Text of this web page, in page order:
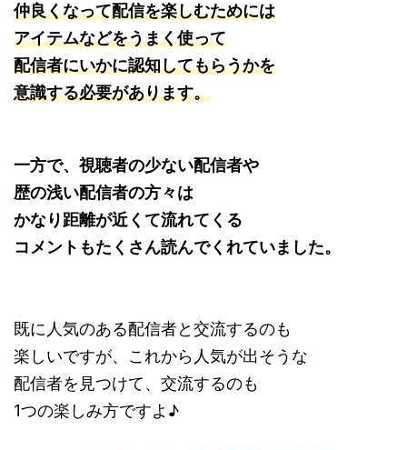
仲良くなって配信を楽しむためには
アイテムなどをうまく使って
配信者にいかに認知してもらうかを
意識する必要があります。
一方で、視聴者の少ない配信者や
歴の浅い配信者の方々は
かなり距離が近くて流れてくる
コメントもたくさん読んでくれていました。
既に人気のある配信者と交流するのも
楽しいですが、これから人気が出そうな
配信者を見つけて、交流するのも
1つの楽しみ方ですよ♪